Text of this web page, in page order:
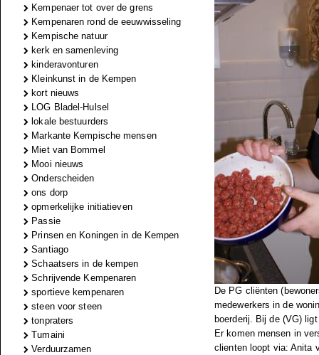
Kempenaer tot over de grens
Kempenaren rond de eeuwwisseling
Kempische natuur
kerk en samenleving
kinderavonturen
Kleinkunst in de Kempen
kort nieuws
LOG Bladel-Hulsel
lokale bestuurders
Markante Kempische mensen
Miet van Bommel
Mooi nieuws
Onderscheiden
ons dorp
opmerkelijke initiatieven
Passie
Prinsen en Koningen in de Kempen
Santiago
Schaatsers in de kempen
Schrijvende Kempenaren
sportieve kempenaren
steen voor steen
tonpraters
Tumaini
Verduurzamen
De PG cliënten
medewerkers in de
boerderij. Bij de (VG)
Er komen mensen in
clienten loopt via: Anita